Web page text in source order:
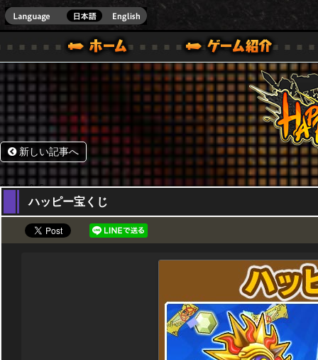
ONE VER.]
ガイド
ル｜HAPPY WARS(ハッピーウォーズ)公式サイト [ XBOX 360,XBOX ONE VER.]
サポート | HAPPY WARS(ハッピーウォーズ)公式サイ
新しい記事へ
05,11,2015
ハッピー宝くじ